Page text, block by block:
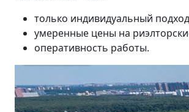
только индивидуальный
умеренные цены на
оперативность работы.